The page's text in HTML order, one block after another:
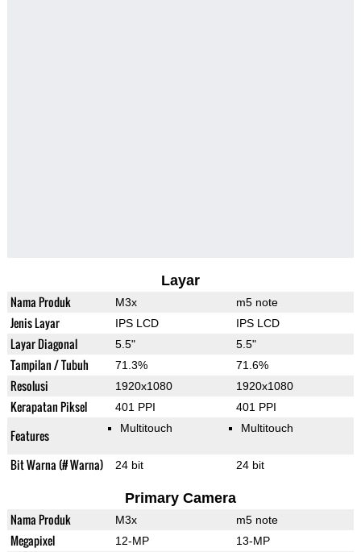
Layar
Nama Produk M3x m5 note
Jenis Layar IPS LCD IPS LCD
Layar Diagonal 5.5" 5.5"
Tampilan / Tubuh 71.3% 71.6%
Resolusi 1920x1080 1920x1080
Kerapatan Piksel 401 PPI 401 PPI
Features Multitouch Multitouch
Bit Warna (# Warna) 24 bit 24 bit
Primary Camera
Nama Produk M3x m5 note
Megapixel 12-MP 13-MP